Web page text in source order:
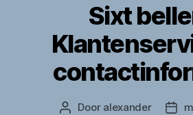
Sixt
Berichtauteur
Door alexander